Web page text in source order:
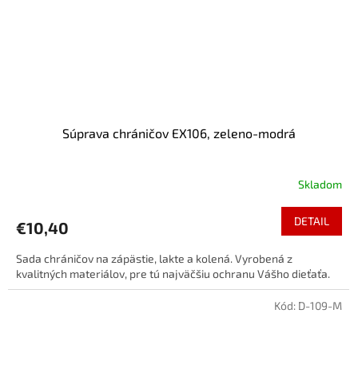
Súprava chráničov EX106, zeleno-modrá
Skladom
€10,40 DETAIL
Sada chráničov na zápästie, lakte a kolená. Vyrobená z
kvalitných materiálov, pre tú najväčšiu ochranu Vášho dieťaťa.
Kód: D-109-M